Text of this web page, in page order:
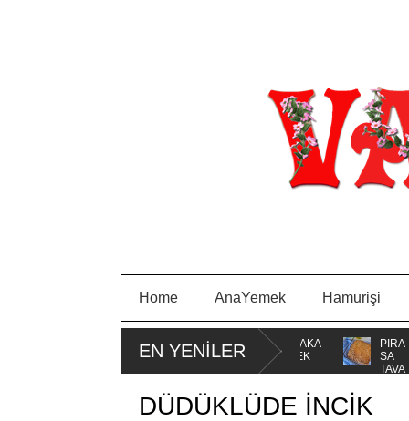
Home AnaYemek Hamurişi
EN YENİLER
MİSKET
KURABİYE
PORTAKA
LLI KEK
PIRA
DÜDÜKLÜDE İNCİK